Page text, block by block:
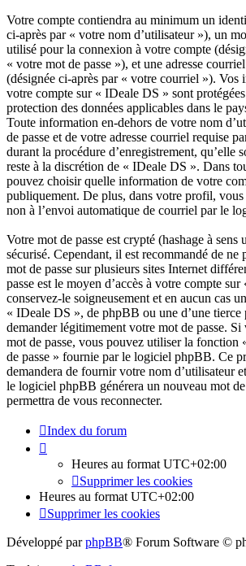
Votre compte contiendra au minimum un
ci-après par « votre nom d’utilisateur »), un
utilisé pour la connexion à votre compte
« votre mot de passe »), et une adresse
(désignée ci-après par « votre courriel »). Vos
votre compte sur « IDeale DS » sont
protection des données applicables dans le
Toute information en-dehors de votre nom
de passe et de votre adresse courriel requise
durant la procédure d’enregistrement, qu’elle
reste à la discrétion de « IDeale DS ». Dans
pouvez choisir quelle information de votre
publiquement. De plus, dans votre profil,
non à l’envoi automatique de courriel par le
Votre mot de passe est crypté (hashage à
sécurisé. Cependant, il est recommandé de ne
mot de passe sur plusieurs sites Internet
passe est le moyen d’accès à votre compte
conservez-le soigneusement et en aucun cas
« IDeale DS », de phpBB ou une d’une tierce
demander légitimement votre mot de passe.
mot de passe, vous pouvez utiliser la fonction
de passe » fournie par le logiciel phpBB. Ce
demandera de fournir votre nom d’utilisateur
le logiciel phpBB générera un nouveau mot
permettra de vous reconnecter.
Index du forum
Heures au format UTC+02:00
Supprimer les cookies
Heures au format UTC+02:00
Supprimer les cookies
Développé parphpBB® Forum Software ©